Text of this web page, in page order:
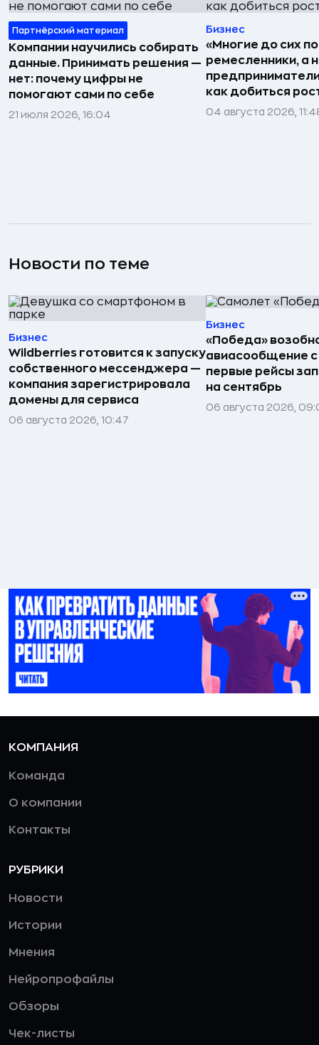
Партнёрский материал
Компании научились собирать
данные. Принимать решения —
нет: почему цифры не
помогают сами по себе
21 июля 2026, 16:04
Бизнес
«Многие до сих
ремесленники, а
как добиться
04 августа 2026,
Новости по теме
Бизнес
Wildberries готовится к запуску
собственного мессенджера —
компания зарегистрировала
домены для сервиса
06 августа 2026, 10:47
Бизнес
«Победа»
авиасообщение
первые рейсы
на сентябрь
06 августа 2026,
КОМПАНИЯ
Команда
О компании
Контакты
РУБРИКИ
Новости
Истории
Мнения
Нейропрофайлы
Обзоры
Чек-листы